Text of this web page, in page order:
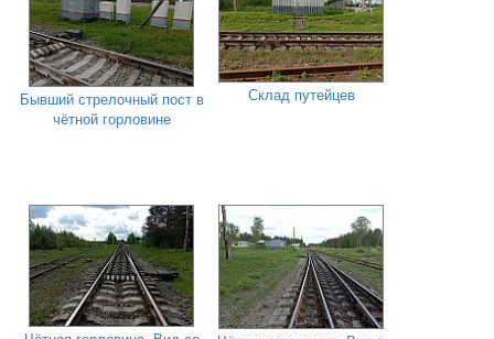
Бывший стрелочный пост в
чётной горловине
Склад путейцев